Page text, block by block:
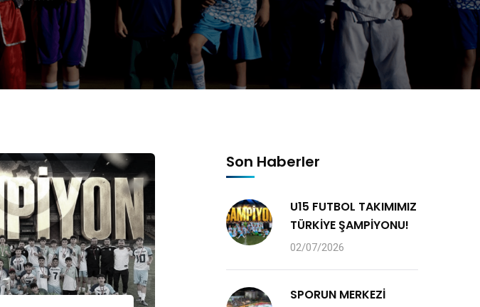
Son Haberler
U15 FUTBOL TAKIMIMIZ
TÜRKİYE ŞAMPİYONU!
02/07/2026
SPORUN MERKEZİ